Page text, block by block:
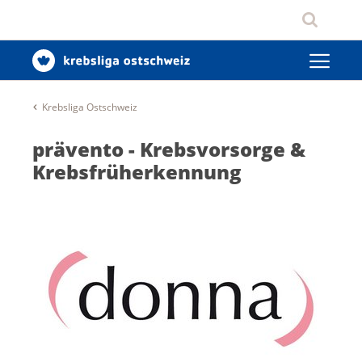
Krebsliga Ostschweiz
prävento - Krebsvorsorge &
Krebsfrüherkennung